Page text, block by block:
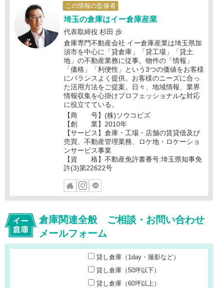
この情報の監修者
埼玉の倉庫はイー倉庫産業
代表取締役 杉田 歩
倉庫専門不動産会社 イー倉庫産業は埼玉県加
須市を中心に「貸倉庫」「貸工場」「貸土
地」の不動産業務に従事。物件の「情報」
「価格」「利便性」という3つの価値をお客様
にバランスよく提供。お客様のニーズに合っ
た活用方法をご提案。日々、地域情報、業界
情報収集を心掛けプロフェッショナルな対応
に役立てている。
【商 号】(株)ソウコビズ
【創 業】2010年
【サービス】倉庫・工場・店舗の賃貸借及び
売買、不動産管理業務、ロケ地・ロケーショ
ンサービス事業
【資 格】不動産免許書番号:埼玉県知事免
許(3)第22622号
倉庫関連全般 ご相談・お問い合わせ
メールフォーム
貸し倉庫（1day・撮影など）
貸し倉庫（50坪以下）
貸し倉庫（60坪以上）